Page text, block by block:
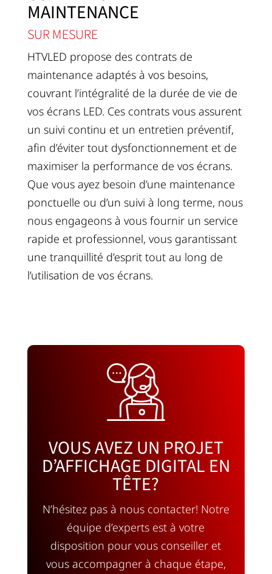
MAINTENANCE
SUR MESURE
HTVLED propose des contrats de
maintenance adaptés à vos besoins,
couvrant l’intégralité de la durée de vie de
vos écrans LED. Ces contrats vous assurent
un suivi continu et un entretien préventif,
afin d’éviter tout dysfonctionnement et de
maximiser la performance de vos écrans.
Que vous ayez besoin d’une maintenance
ponctuelle ou d’un suivi à long terme, nous
nous engageons à vous fournir un service
rapide et professionnel, vous garantissant
une tranquillité d’esprit tout au long de
l’utilisation de vos écrans.
VOUS AVEZ UN PROJET
D’AFFICHAGE DIGITAL EN
TÊTE?
N’hésitez pas à nous contacter! Notre
équipe d’experts est à votre
disposition pour vous conseiller et
vous accompagner à chaque étape,